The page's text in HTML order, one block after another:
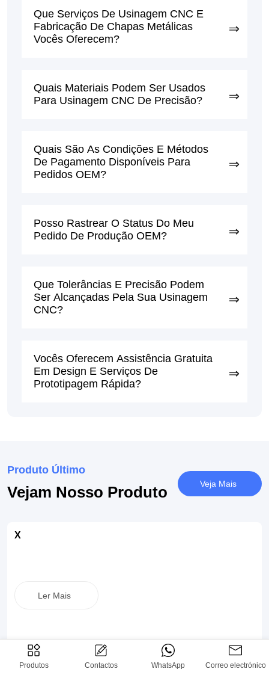
Que Serviços De Usinagem CNC E
Fabricação De Chapas Metálicas
Vocês Oferecem?
Quais Materiais Podem Ser Usados ​​
Para Usinagem CNC De Precisão?
Quais São As Condições E Métodos
De Pagamento Disponíveis Para
Pedidos OEM?
Posso Rastrear O Status Do Meu
Pedido De Produção OEM?
Que Tolerâncias E Precisão Podem
Ser Alcançadas Pela Sua Usinagem
CNC?
Vocês Oferecem Assistência Gratuita
Em Design E Serviços De
Prototipagem Rápida?
Produto Último
Vejam Nosso Produto Veja Mais
X
Ler Mais
Produtos Contactos WhatsApp Correo electrónico